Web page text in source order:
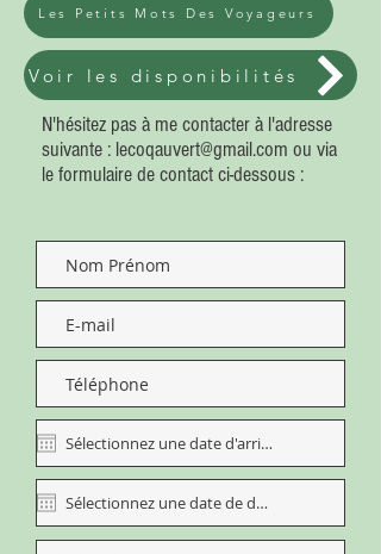
Les Petits Mots Des Voyageurs
Voir les disponibilités
N'hésitez pas à me contacter à l'adresse
suivante : lecoqauvert@gmail.com ou via
le formulaire de contact ci-dessous :